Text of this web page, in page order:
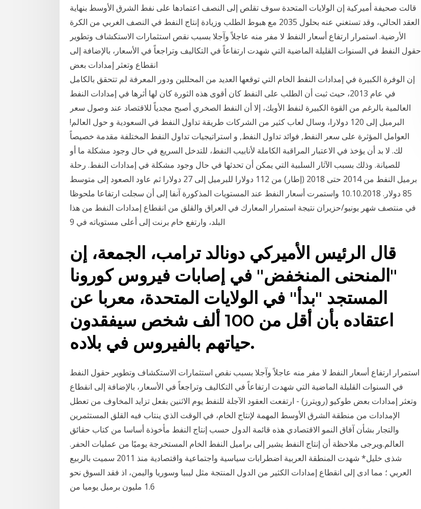
قالت صحيفة أميركية إن الولايات المتحدة سوف تقلص إلى النصف اعتمادها على نفط الشرق الأوسط بنهاية
العقد الحالي، وقد تستغني عنه بحلول 2035 مع هبوط الطلب وزيادة إنتاج النفط في النصف الغربي من الكرة
الأرضية. استمرار ارتفاع أسعار النفط لا مفر منه عاجلاً وآجلا بسبب نقص استثمارات الاستكشاف وتطوير
حقول النفط في السنوات القليلة الماضية التي شهدت ارتفاعاً في التكاليف وتراجعاً في الأسعار، بالإضافة إلى
انقطاع وتعثر إمدادات بعض
إن الوفرة الكبيرة في إمدادات النفط الخام التي توقعها العديد من المحللين ودور المعرفة لم تتحقق بالكامل
في عام 2013، حيث ثبت أن الطلب على النفط كان أقوى هذه الثورة كان لها أثرها في إمدادات النفط
العالمية بالرغم من القوة الكبيرة لنفط الأوبك، إلا أن النفط الصخري أصبح مجدياً للاقتصاد عند وصول سعر
البرميل إلى 120 دولارا، وسال لعاب كثير من الشركات طريقة تداول النفط في السعودية و حول العالم!
العوامل المؤثرة على سعر النفط, فوائد تداول النفط, و استراتيجيات تداول النفط المختلفة مقدمة خصيصاً
لك. لا بد أن يؤخذ في الاعتبار المراقبة الكاملة لأنابيب النفط، للتدخل السريع في حال وجود مشكلة ما أو
للصيانة. وذلك بسبب الآثار السلبية التي يمكن أن تحدثها في حال وجود مشكلة في إمدادات النفط. رحلة
برميل النفط من 2014 حتى 2018 (إطار) من 112 دولارا للبرميل إلى 27 دولارا ثم عاود الصعود إلى متوسط
85 دولار. 10.10.2018 واستمرت أسعار النفط عند المستويات المذكورة آنفا إلى أن سجلت ارتفاعا ملحوظا
في منتصف شهر يونيو/حزيران نتيجة استمرار المعارك في العراق والقلق من انقطاع إمدادات النفط من هذا
البلد، وارتفع خام برنت إلى أعلى مستوياته في 9
قال الرئيس الأميركي دونالد ترامب، الجمعة، إن
"المنحنى المنخفض" في إصابات فيروس كورونا
المستجد "بدأ" في الولايات المتحدة، معربا عن
اعتقاده بأن أقل من 100 ألف شخص سيفقدون
حياتهم بالفيروس في بلاده.
استمرار ارتفاع أسعار النفط لا مفر منه عاجلاً وآجلا بسبب نقص استثمارات الاستكشاف وتطوير حقول النفط
في السنوات القليلة الماضية التي شهدت ارتفاعاً في التكاليف وتراجعاً في الأسعار، بالإضافة إلى انقطاع
وتعثر إمدادات بعض طوكيو (رويترز) - ارتفعت العقود الآجلة للنفط يوم الاثنين بفعل تزايد المخاوف من تعطل
الإمدادات من منطقة الشرق الأوسط المهمة لإنتاج الخام، في الوقت الذي ينتاب فيه القلق المستثمرين
والتجار بشأن آفاق النمو الاقتصادي هذه قائمة الدول حسب إنتاج النفط مأخوذة أساسا من كتاب حقائق
العالم.ويرجى ملاحظة أن إنتاج النفط يشير إلى براميل النفط الخام المستخرجة يوميًا من عمليات الحفر.
شذى خليل* شهدت المنطقة العربية اضطرابات سياسية واجتماعية واقتصادية منذ 2011 سميت بالربيع
العربي ؛ مما ادى إلى انقطاع إمدادات الكثير من الدول المنتجة مثل ليبيا وسوريا واليمن، اذ فقد السوق نحو
1.6 مليون برميل يوميا من